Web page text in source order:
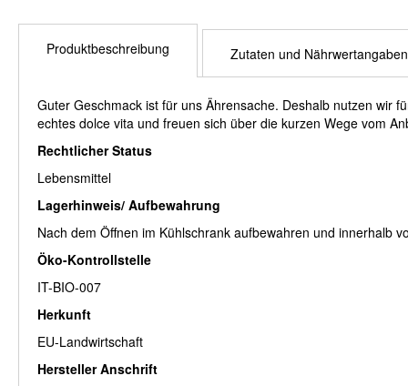
Produktbeschreibung
Guter Geschmack ist für uns Ährensache. Deshalb nutzen wir
echtes dolce vita und freuen sich über die kurzen Wege vom
Rechtlicher Status
Lebensmittel
Lagerhinweis/ Aufbewahrung
Nach dem Öffnen im Kühlschrank aufbewahren und innerhalb
Öko-Kontrollstelle
IT-BIO-007
Herkunft
EU-Landwirtschaft
Hersteller Anschrift
Zutaten und Nährwertangaben